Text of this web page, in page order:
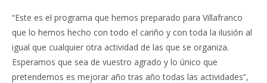
“Este es el programa que hemos preparado para Villafranco
que lo hemos hecho con todo el cariño y con toda la ilusión al
igual que cualquier otra actividad de las que se organiza.
Esperamos que sea de vuestro agrado y lo único que
pretendemos es mejorar año tras año todas las actividades”,